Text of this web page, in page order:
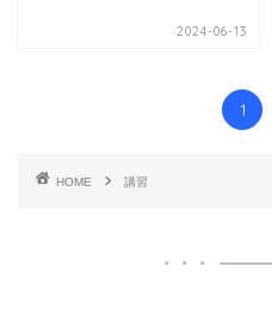
2024-06-13
1
HOME 講習